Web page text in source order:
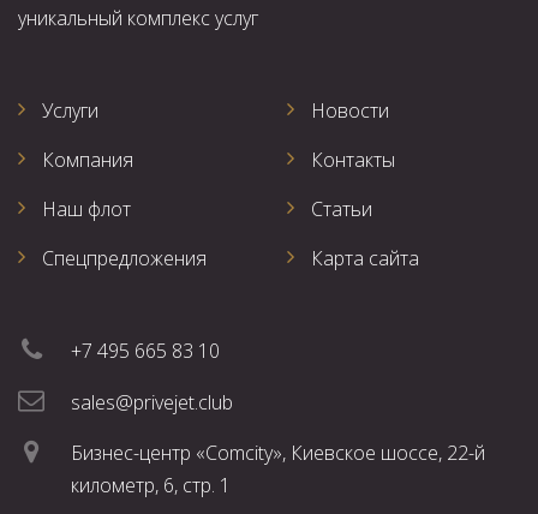
уникальный комплекс услуг
Услуги
Компания
Наш флот
Спецпредложения
Новости
Контакты
Статьи
Карта сайта
+7 495 665 83 10
sales@privejet.club
Бизнес-центр «Comcity», Киевское шоссе, 22-й
километр, 6, стр. 1